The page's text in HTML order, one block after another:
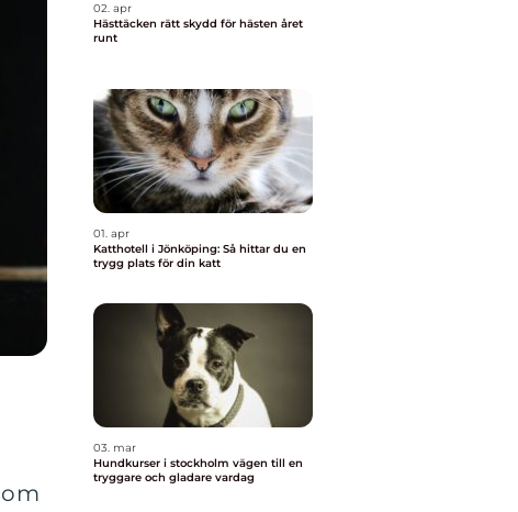
02. apr
Hästtäcken rätt skydd för hästen året
runt
01. apr
Katthotell i Jönköping: Så hittar du en
trygg plats för din katt
03. mar
Hundkurser i stockholm vägen till en
tryggare och gladare vardag